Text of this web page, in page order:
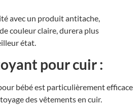
avec un produit antitache,
couleur claire, durera plus
état.
pour cuir :
bébé est particulièrement efficace
des vêtements en cuir.